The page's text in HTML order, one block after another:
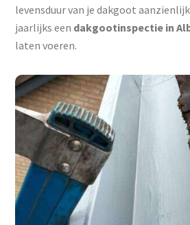
levensduur van je dakgoot
jaarlijks een dakgootinspectie in
laten voeren.